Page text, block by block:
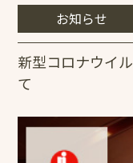
お知らせ
新型コロナウイ
て